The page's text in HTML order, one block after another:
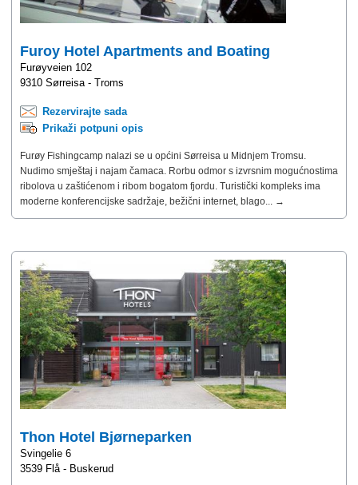
Furoy Hotel Apartments and Boating
Furøyveien 102
9310 Sørreisa - Troms
Rezervirajte sada
Prikaži potpuni opis
Furøy Fishingcamp nalazi se u općini Sørreisa u Midnjem Tromsu.
Nudimo smještaj i najam čamaca. Rorbu odmor s izvrsnim mogućnostima
ribolova u zaštićenom i ribom bogatom fjordu. Turistički kompleks ima
moderne konferencijske sadržaje, bežični internet, blago... →
Thon Hotel Bjørneparken
Svingelie 6
3539 Flå - Buskerud